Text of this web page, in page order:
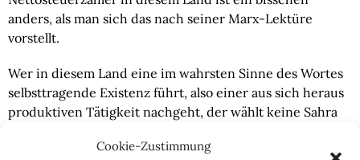
Cookie-Zustimmung
anders, als man sich das nach seiner Marx-Lektüre
vorstellt.
Wer in diesem Land eine im wahrsten Sinne des Wortes
selbsttragende Existenz führt, also einer aus sich heraus
produktiven Tätigkeit nachgeht, der wählt keine Sahra
wählt sie nicht als Rechte, denn er braucht nur einen